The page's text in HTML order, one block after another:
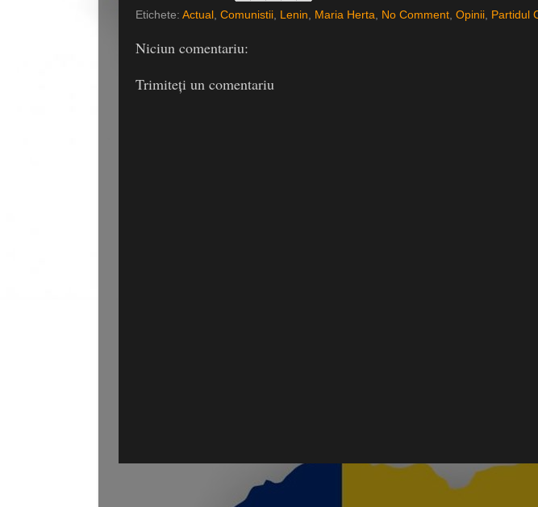
Etichete: Actual , Comunistii, Lenin, Maria Herta, No Comment, Opinii, Partidul
Niciun comentariu:
Trimiteți un comentariu